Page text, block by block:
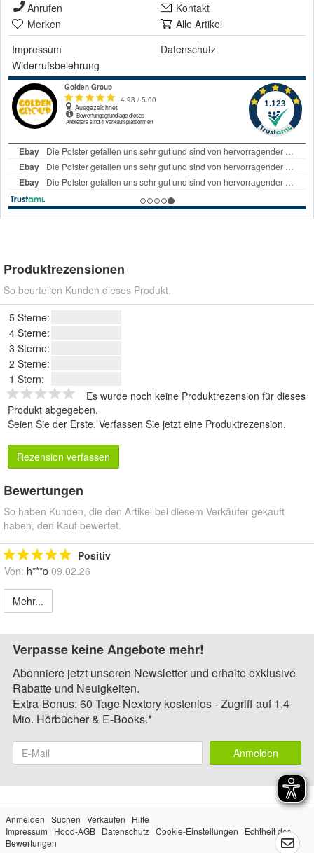
Anrufen
Kontakt
Merken
Alle Artikel
Impressum
Datenschutz
Widerrufsbelehrung
Produktrezensionen
So beurteilen Kunden dieses Produkt.
5 Sterne:
4 Sterne:
3 Sterne:
2 Sterne:
1 Stern:
Es wurde noch keine Produktrezension für dieses
Produkt abgegeben.
Seien Sie der Erste. Verfassen Sie jetzt eine Produktrezension.
Rezension verfassen
Bewertungen
So haben Kunden, die den Artikel bei diesem Verkäufer gekauft
haben, den Kauf bewertet.
Positiv
Von: h***o 09.02.26
Mehr...
Verpasse keine Angebote mehr!
Abonniere jetzt unseren Newsletter und erhalte exklusive
Rabatte und Neuigkeiten.
Extra-Bonus: 60 Tage Nextory kostenlos - Zugriff auf 1,4
Mio. Hörbücher & E-Books.*
Anmelden
Anmelden Suchen Verkaufen
Hilfe
Impressum
Hood-AGB Datenschutz Cookie-Einstellungen
Echtheit der
Bewertungen